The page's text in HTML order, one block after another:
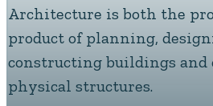
Architecture is both the
product of planning,
constructing buildings and
physical structures.